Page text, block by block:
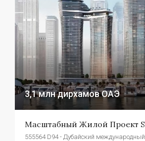
3,1 млн дирхамов ОАЭ